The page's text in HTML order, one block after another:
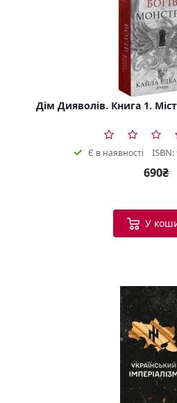
Дім Дияволів. Книга 1.
Є в наявності ISBN:
690₴
У